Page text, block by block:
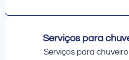
Serviços para
Serviços para